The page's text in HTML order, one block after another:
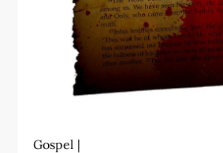
Gospel